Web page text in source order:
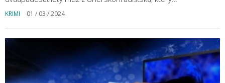
KRIMI 01 / 03 / 2024